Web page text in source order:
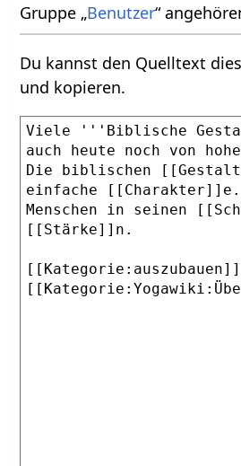
Gruppe „Benutzer“
Du kannst den Quelltext
und kopieren.